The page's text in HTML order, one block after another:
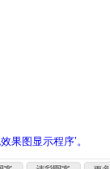
果图显示程序’。